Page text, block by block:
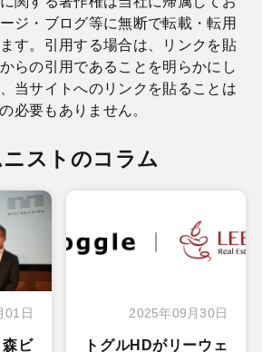
ジ・ブログ等に無断で転載・転用
す。引用する場合は、リンクを貼
らの引用であることを明らかにし
当サイトへのリンクを貼ることは
必要もありません。
ストのコラム
01日
ビ
2025年09月30日
トグルHDがリーウェ